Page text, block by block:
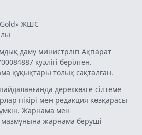
ЖШС
даму министрлігі Ақпарат
куәлігі берілген.
құқықтары толық сақталған.
дереккөзге сілтеме
пікірі мен редакция көзқарасы
Жарнама мен
жарнама беруші